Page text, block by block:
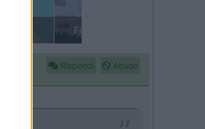
sentiero
Rispondi Abuso